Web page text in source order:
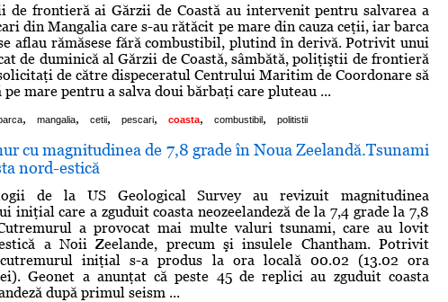
de frontieră ai Gărzii de Coastă au intervenit pentru salvarea a
din Mangalia care s-au rătăcit pe mare din cauza ceţii, iar barca
aflau rămăsese fără combustibil, plutind în derivă. Potrivit unui
de duminică al Gărzii de Coastă, sâmbătă, poliţiştii de frontieră
de către dispeceratul Centrului Maritim de Coordonare să
mare pentru a salva doui bărbaţi care pluteau ...
, mangalia, cetii, pescari, coasta, combustibil, politistii
cu magnitudinea de 7,8 grade în Noua Zeelandă.Tsunami
nord-estică
de la US Geological Survey au revizuit magnitudinea
iniţial care a zguduit coasta neozeelandeză de la 7,4 grade la 7,8
a provocat mai multe valuri tsunami, care au lovit
a Noii Zeelande, precum şi insulele Chantham. Potrivit
cutremurul iniţial s-a produs la ora locală 00.02 (13.02 ora
Geonet a anunţat că peste 45 de replici au zguduit coasta
după primul seism ...